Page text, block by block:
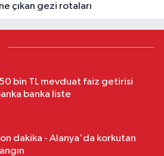
çıkan gezi rotaları
bin TL mevduat faiz getirisi
banka liste
dakika - Alanya'da korkutan